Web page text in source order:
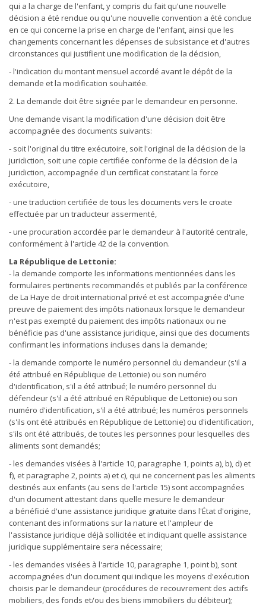
qui a la charge de l'enfant, y compris du fait qu'une nouvelle
décision a été rendue ou qu'une nouvelle convention a été conclue
en ce qui concerne la prise en charge de l'enfant, ainsi que les
changements concernant les dépenses de subsistance et d'autres
circonstances qui justifient une modification de la décision,
- l'indication du montant mensuel accordé avant le dépôt de la
demande et la modification souhaitée.
2. La demande doit être signée par le demandeur en personne.
Une demande visant la modification d'une décision doit être
accompagnée des documents suivants:
- soit l'original du titre exécutoire, soit l'original de la décision de la
juridiction, soit une copie certifiée conforme de la décision de la
juridiction, accompagnée d'un certificat constatant la force
exécutoire,
- une traduction certifiée de tous les documents vers le croate
effectuée par un traducteur assermenté,
- une procuration accordée par le demandeur à l'autorité centrale,
conformément à l'article 42 de la convention.
La République de Lettonie:
- la demande comporte les informations mentionnées dans les
formulaires pertinents recommandés et publiés par la conférence
de La Haye de droit international privé et est accompagnée d'une
preuve de paiement des impôts nationaux lorsque le demandeur
n'est pas exempté du paiement des impôts nationaux ou ne
bénéficie pas d'une assistance juridique, ainsi que des documents
confirmant les informations incluses dans la demande;
- la demande comporte le numéro personnel du demandeur (s'il a
été attribué en République de Lettonie) ou son numéro
d'identification, s'il a été attribué; le numéro personnel du
défendeur (s'il a été attribué en République de Lettonie) ou son
numéro d'identification, s'il a été attribué; les numéros personnels
(s'ils ont été attribués en République de Lettonie) ou d'identification,
s'ils ont été attribués, de toutes les personnes pour lesquelles des
aliments sont demandés;
- les demandes visées à l'article 10, paragraphe 1, points a), b), d) et
f), et paragraphe 2, points a) et c), qui ne concernent pas les aliments
destinés aux enfants (au sens de l'article 15) sont accompagnées
d'un document attestant dans quelle mesure le demandeur
a bénéficié d'une assistance juridique gratuite dans l'État d'origine,
contenant des informations sur la nature et l'ampleur de
l'assistance juridique déjà sollicitée et indiquant quelle assistance
juridique supplémentaire sera nécessaire;
- les demandes visées à l'article 10, paragraphe 1, point b), sont
accompagnées d'un document qui indique les moyens d'exécution
choisis par le demandeur (procédures de recouvrement des actifs
mobiliers, des fonds et/ou des biens immobiliers du débiteur);